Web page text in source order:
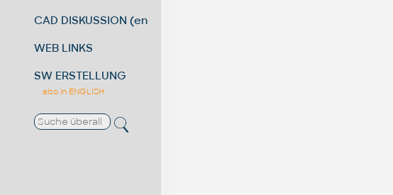
CAD DISKUSSION (en)
WEB LINKS
SW ERSTELLUNG
also in ENGLISH